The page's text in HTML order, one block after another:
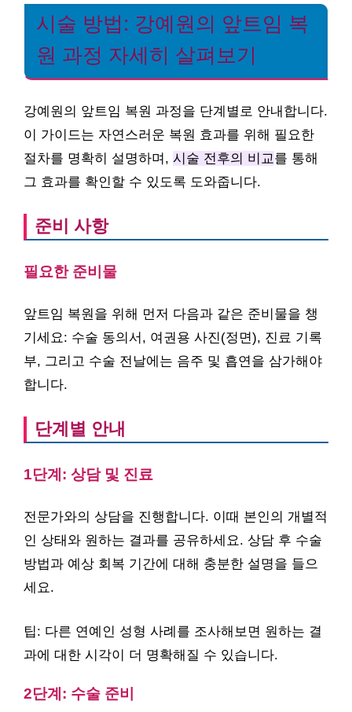
시술 방법: 강예원의 앞트임 복
원 과정 자세히 살펴보기
강예원의 앞트임 복원 과정을 단계별로 안내합니다.
이 가이드는 자연스러운 복원 효과를 위해 필요한
절차를 명확히 설명하며, 시술 전후의 비교를 통해
그 효과를 확인할 수 있도록 도와줍니다.
준비 사항
필요한 준비물
앞트임 복원을 위해 먼저 다음과 같은 준비물을 챙
기세요: 수술 동의서, 여권용 사진(정면), 진료 기록
부, 그리고 수술 전날에는 음주 및 흡연을 삼가해야
합니다.
단계별 안내
1단계: 상담 및 진료
전문가와의 상담을 진행합니다. 이때 본인의 개별적
인 상태와 원하는 결과를 공유하세요. 상담 후 수술
방법과 예상 회복 기간에 대해 충분한 설명을 들으
세요.
팁: 다른 연예인 성형 사례를 조사해보면 원하는 결
과에 대한 시각이 더 명확해질 수 있습니다.
2단계: 수술 준비